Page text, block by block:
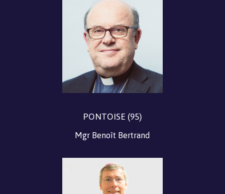
PONTOISE (95)
Mgr Benoît Bertrand